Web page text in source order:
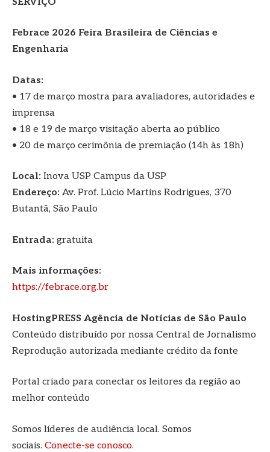
Febrace 2026 Feira Brasileira de Ciências e
Engenharia
Datas:
• 17 de março mostra para avaliadores, autoridades e
imprensa
• 18 e 19 de março visitação aberta ao público
• 20 de março cerimônia de premiação (14h às 18h)
Local: Inova USP Campus da USP
Endereço: Av. Prof. Lúcio Martins Rodrigues, 370
Butantã, São Paulo
Entrada: gratuita
Mais informações:
https://febrace.org.br
HostingPRESS Agência de Notícias de São Paulo
Conteúdo distribuído por nossa Central de Jornalismo
Reprodução autorizada mediante crédito da fonte
Portal criado para conectar os leitores da região ao
melhor conteúdo
Somos líderes de audiência local. Somos
sociais. Conecte-se conosco.